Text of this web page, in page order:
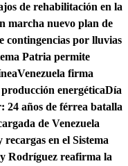
de rehabilitación en la
marcha nuevo plan de
contingencias por lluvias
Patria permite
Venezuela firma
energéticaDía
24 años de férrea batalla
de Venezuela
en el Sistema
Rodríguez reafirma la